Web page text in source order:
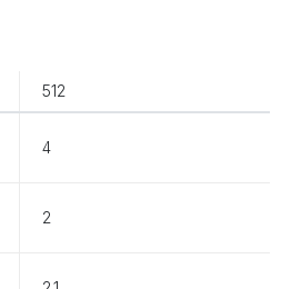
512
4
2